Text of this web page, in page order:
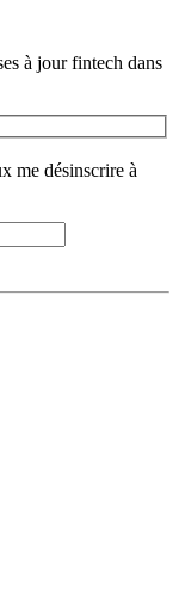
à jour fintech dans
me désinscrire à